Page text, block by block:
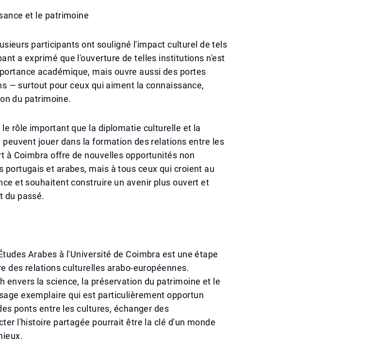
et le patrimoine
participants ont souligné l'impact culturel de tels
a exprimé que l'ouverture de telles institutions n'est
académique, mais ouvre aussi des portes
— surtout pour ceux qui aiment la connaissance,
du patrimoine.
rôle important que la diplomatie culturelle et la
jouer dans la formation des relations entre les
à Coimbra offre de nouvelles opportunités non
portugais et arabes, mais à tous ceux qui croient au
et souhaitent construire un avenir plus ouvert et
du passé.
Arabes à l'Université de Coimbra est une étape
des relations culturelles arabo-européennes.
envers la science, la préservation du patrimoine et le
exemplaire qui est particulièrement opportun
ponts entre les cultures, échanger des
l'histoire partagée pourrait être la clé d'un monde